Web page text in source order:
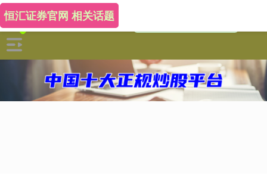
恒汇证券官网 相关话题